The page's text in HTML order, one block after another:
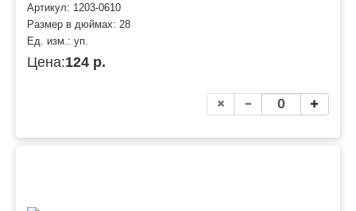
Артикул: 1203-0610
Размер в дюймах: 28
Ед. изм.: уп.
Цена:124 р.